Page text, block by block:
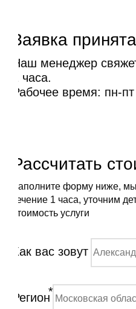
Заявка принята
Наш менеджер
1 часа.
Рабочее время: пн-
Рассчитать
Заполните форму ниже,
течение 1 часа, уточним
стоимость услуги
Как вас зовут
Регион*